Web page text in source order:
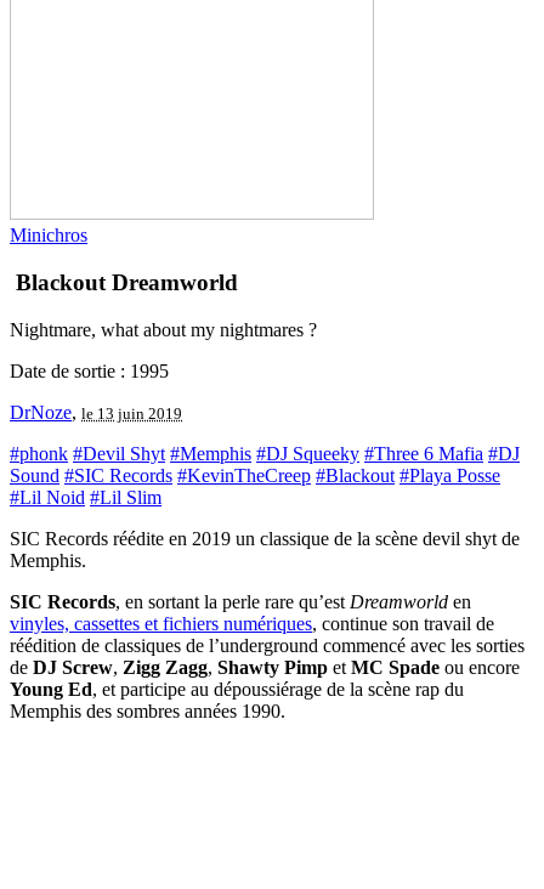
Minichros
Blackout Dreamworld
Nightmare, what about my nightmares ?
Date de sortie : 1995
DrNoze, le 13 juin 2019
#phonk #Devil Shyt #Memphis #DJ Squeeky #Three 6 Mafia #DJ
Sound #SIC Records #KevinTheCreep #Blackout #Playa Posse
#Lil Noid #Lil Slim
SIC Records réédite en 2019 un classique de la scène devil shyt de
Memphis.
SIC Records, en sortant la perle rare qu’est Dreamworld en
vinyles, cassettes et fichiers numériques, continue son travail de
réédition de classiques de l’underground commencé avec les sorties
de DJ Screw, Zigg Zagg, Shawty Pimp et MC Spade ou encore
Young Ed, et participe au dépoussiérage de la scène rap du
Memphis des sombres années 1990.